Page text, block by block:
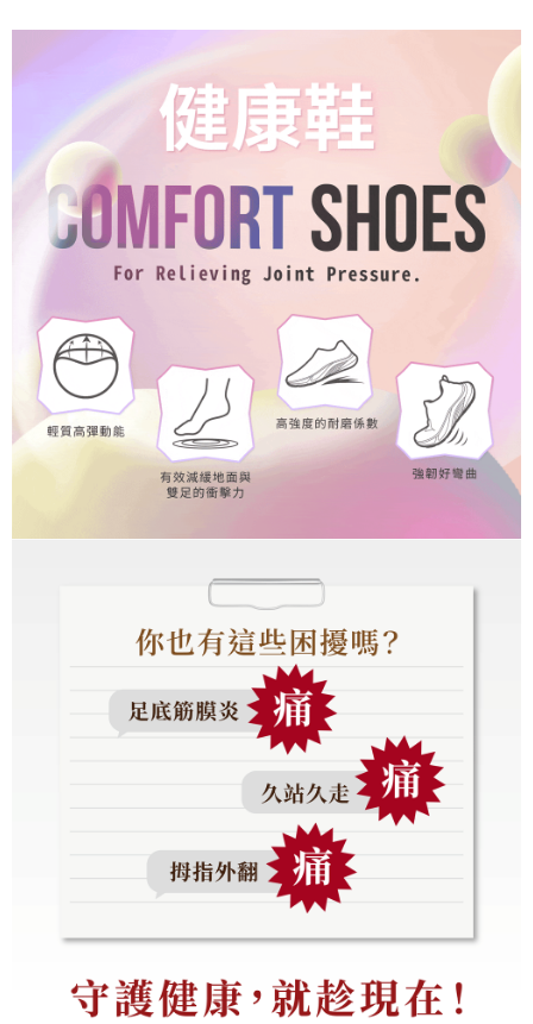
prapesanan atau produk yang mungkin mengambil masa yang lebih
kepada AFTEE dalam tempoh sama ada anda menerima pesanan.
Kedua, Sekatan Pembayaran
1. Jumlah yang diperakui untuk pengguna kali pertama boleh sehingga
NT$10,000. Amaun diperakui sebenar yang diluluskan akan berdasarkan
keputusan pensijilan dan semakan oleh AFTEE.
2. Amaun perbelanjaan minimum mestilah lebih besar daripada NT$20.
3. Pada masa ini hanya tersedia untuk ahli Taiwan.
Ketiga, Syarat Perkhidmatan
Perkhidmatan AFTEE Beli Sekarang Bayar Kemudian disediakan oleh NP
akan menggunakan data peribadi yang dikumpul (termasuk nama
pembeli, no. telefon, nama penerima, no. telefon, alamat penerima) untuk
penggunaan perkhidmatan. Sila rujuk kepada "Penyata Pengumpulan
Data Peribadi, Pemprosesan, Penggunaan"
(https://aftee.tw/privacypolicy/
) untuk maklumat lanjut.
Jumlah yang diperakui untuk pengguna kali pertama yang lulus
kelulusan boleh sehingga NT$10,000. Jika pengguna tidak membuat
pembayaran dalam tempoh tersebut, yuran pembayaran lewat sebanyak
mendapatkan kebenaran daripada ibu bapa atau penjaga yang sah
Sila hubungi NP Taiwan Inc. dics_tw@netprotections.co.jp
mempunyai sebarang kebimbangan mengenai pemprosesan dan
penggunaan pada data peribadi. Jika anda tidak bersetuju dengan data
peribadi yang disenaraikan seperti di atas akan dikumpul dan digunakan
oleh AFTEE, sila jangan gunakan perkhidmatan ini.
NT$1,000 atau lebih
國家/地區配送 Kadar Penghantaran